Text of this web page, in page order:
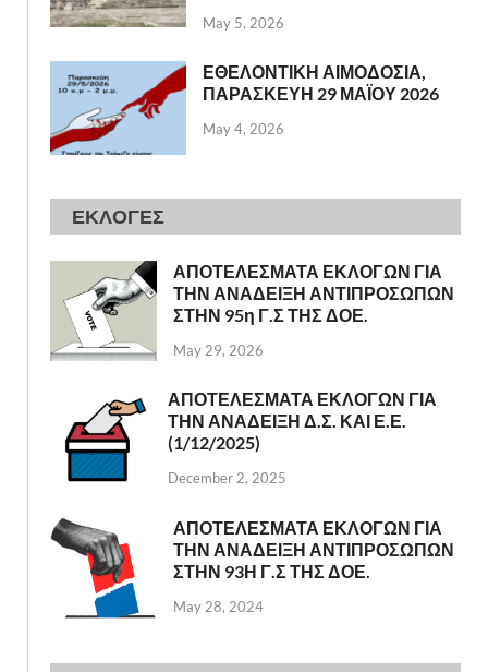
May 5, 2026
ΕΘΕΛΟΝΤΙΚΗ ΑΙΜΟΔΟΣΙΑ,
ΠΑΡΑΣΚΕΥΗ 29 ΜΑΪΟΥ 2026
May 4, 2026
ΕΚΛΟΓΕΣ
ΑΠΟΤΕΛΕΣΜΑΤΑ ΕΚΛΟΓΩΝ ΓΙΑ
ΤΗΝ ΑΝΑΔΕΙΞΗ ΑΝΤΙΠΡΟΣΩΠΩΝ
ΣΤΗΝ 95η Γ.Σ ΤΗΣ ΔΟΕ.
May 29, 2026
ΑΠΟΤΕΛΕΣΜΑΤΑ ΕΚΛΟΓΩΝ ΓΙΑ
ΤΗΝ ΑΝΑΔΕΙΞΗ Δ.Σ. ΚΑΙ Ε.Ε.
(1/12/2025)
December 2, 2025
ΑΠΟΤΕΛΕΣΜΑΤΑ ΕΚΛΟΓΩΝ ΓΙΑ
ΤΗΝ ΑΝΑΔΕΙΞΗ ΑΝΤΙΠΡΟΣΩΠΩΝ
ΣΤΗΝ 93Η Γ.Σ ΤΗΣ ΔΟΕ.
May 28, 2024